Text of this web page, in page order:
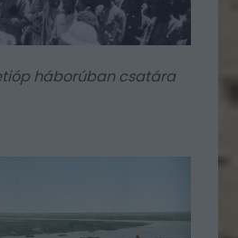
háborúban csatára